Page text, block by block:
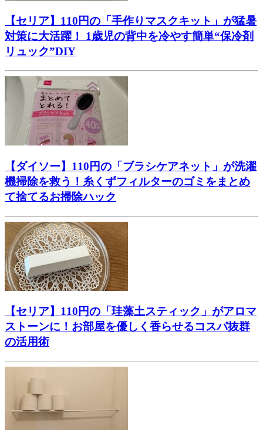
【セリア】110円の「手作りマスクキット」が猛暑
対策に大活躍！ 1歳児の背中を冷やす簡単“保冷剤
リュック”DIY
【ダイソー】110円の「ブラシケアネット」が洗濯
機掃除を救う！糸くずフィルターのゴミをまとめ
て捨てるお掃除ハック
【セリア】110円の「珪藻土スティック」がアロマ
ストーンに！お部屋を優しく香らせるコスパ抜群
の活用術